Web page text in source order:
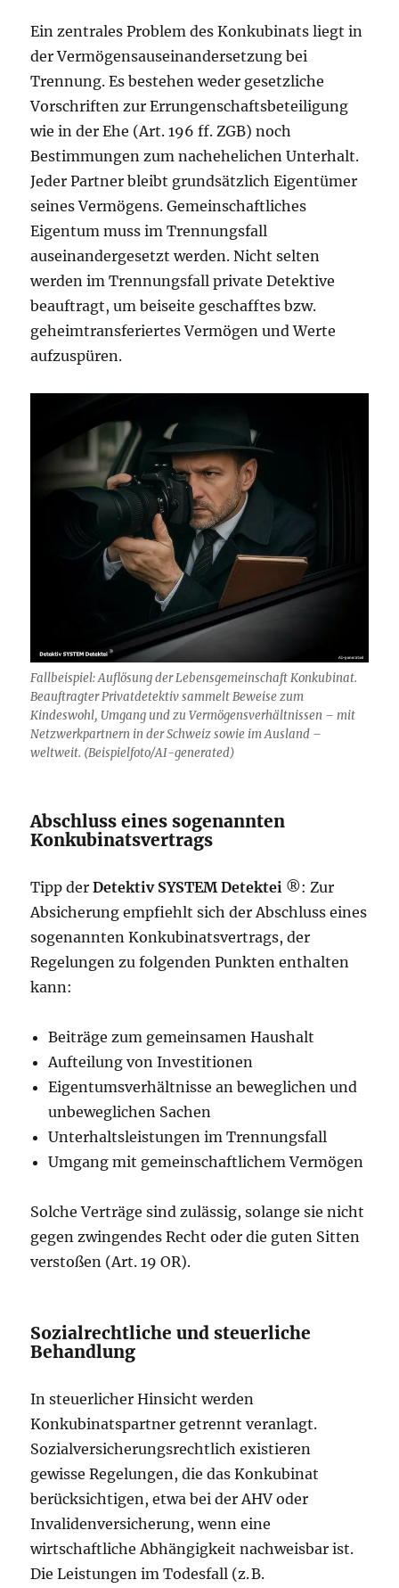
Ein zentrales Problem des Konkubinats liegt in
der Vermögensauseinandersetzung bei
Trennung. Es bestehen weder gesetzliche
Vorschriften zur Errungenschaftsbeteiligung
wie in der Ehe (Art. 196 ff. ZGB) noch
Bestimmungen zum nachehelichen Unterhalt.
Jeder Partner bleibt grundsätzlich Eigentümer
seines Vermögens. Gemeinschaftliches
Eigentum muss im Trennungsfall
auseinandergesetzt werden. Nicht selten
werden im Trennungsfall private Detektive
beauftragt, um beiseite geschafftes bzw.
geheimtransferiertes Vermögen und Werte
aufzuspüren.
Fallbeispiel: Auflösung der Lebensgemeinschaft Konkubinat.
Beauftragter Privatdetektiv sammelt Beweise zum
Kindeswohl, Umgang und zu Vermögensverhältnissen – mit
Netzwerkpartnern in der Schweiz sowie im Ausland –
weltweit. (Beispielfoto/AI-generated)
Abschluss eines sogenannten
Konkubinatsvertrags
Tipp derDetektiv SYSTEM Detektei ®: Zur
Absicherung empfiehlt sich der Abschluss eines
sogenannten Konkubinatsvertrags, der
Regelungen zu folgenden Punkten enthalten
kann:
Beiträge zum gemeinsamen Haushalt
Aufteilung von Investitionen
Eigentumsverhältnisse an beweglichen und
unbeweglichen Sachen
Unterhaltsleistungen im Trennungsfall
Umgang mit gemeinschaftlichem Vermögen
Solche Verträge sind zulässig, solange sie nicht
gegen zwingendes Recht oder die guten Sitten
verstoßen (Art. 19 OR).
Sozialrechtliche und steuerliche
Behandlung
In steuerlicher Hinsicht werden
Konkubinatspartner getrennt veranlagt.
Sozialversicherungsrechtlich existieren
gewisse Regelungen, die das Konkubinat
berücksichtigen, etwa bei der AHV oder
Invalidenversicherung, wenn eine
wirtschaftliche Abhängigkeit nachweisbar ist.
Die Leistungen im Todesfall (z. B.